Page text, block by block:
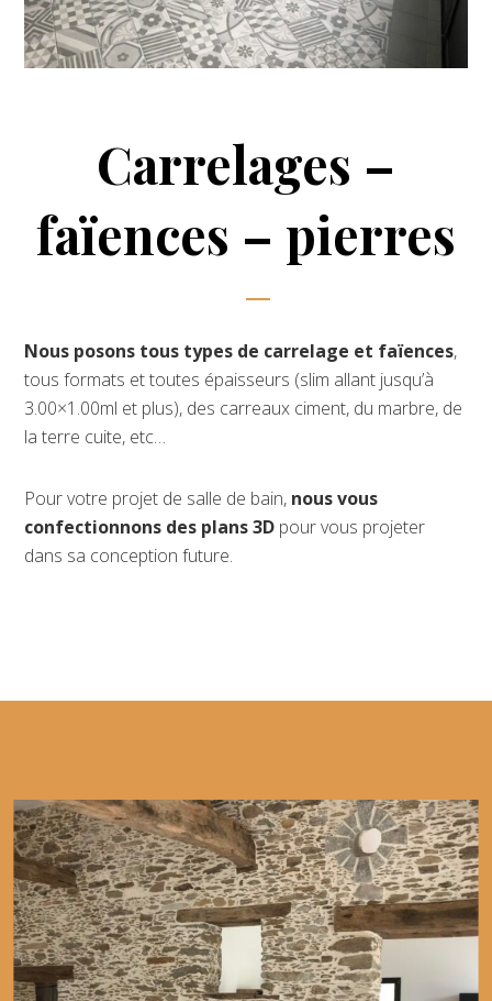
Carrelages –
faïences – pierres
Nous posons tous types de carrelage et faïences,
tous formats et toutes épaisseurs (slim allant jusqu’à
3.00×1.00ml et plus), des carreaux ciment, du marbre, de
la terre cuite, etc…
Pour votre projet de salle de bain, nous vous
confectionnons des plans 3D pour vous projeter
dans sa conception future.